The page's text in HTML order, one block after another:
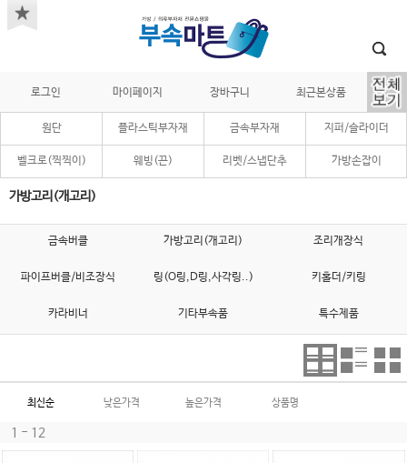
로그인 마이페이지 장바구니 최근본상품
원단 플라스틱부자재 금속부자재 지퍼/슬라이더
벨크로(찍찍이) 웨빙(끈) 리벳/스냅단추 가방손잡이
가방고리(개고리)
금속버클 가방고리(개고리) 조리개장식
파이프버클/비조장식 링(O링,D링,사각링..) 키홀더/키링
카라비너 기타부속품 특수제품
최신순 낮은가격 높은가격 상품명
1 - 12